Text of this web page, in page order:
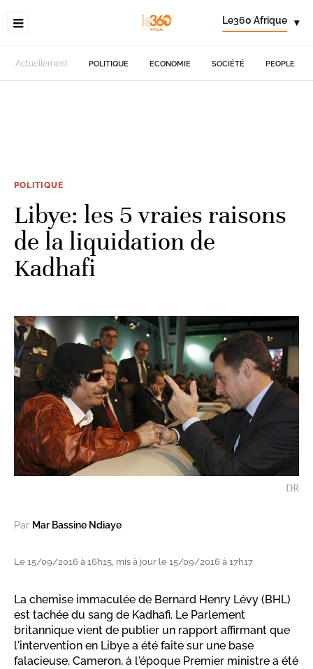
Le360 Afrique ▾
Actuellement POLITIQUE ECONOMIE SOCIÉTÉ PEOPLE
POLITIQUE
Libye: les 5 vraies raisons
de la liquidation de
Kadhafi
DR
Par Mar Bassine Ndiaye
Le 15/09/2016 à 16h15, mis à jour le 15/09/2016 à 17h17
La chemise immaculée de Bernard Henry Lévy (BHL)
est tachée du sang de Kadhafi. Le Parlement
britannique vient de publier un rapport affirmant que
l'intervention en Libye a été faite sur une base
falacieuse. Cameron, à l'époque Premier ministre a été